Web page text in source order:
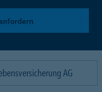
AG